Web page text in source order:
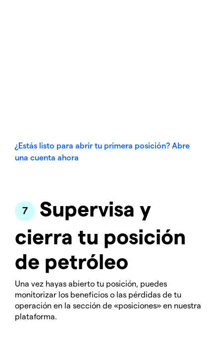
¿Estás listo para abrir tu primera posición? Abre
una cuenta ahora
Supervisa y
cierra tu posición
de petróleo
Una vez hayas abierto tu posición, puedes
monitorizar los beneficios o las pérdidas de tu
operación en la sección de «posiciones» en nuestra
plataforma.